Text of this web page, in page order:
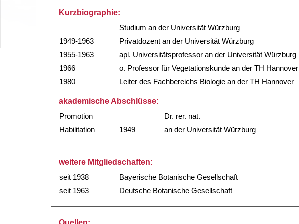
Kurzbiographie:
Studium an der Universität Würzburg
1949-1963
Privatdozent an der Universität Würzburg
1955-1963
apl. Universitätsprofessor an der Universität Würzburg
1966
o. Professor für Vegetationskunde an der TH Hannover
1980
Leiter des Fachbereichs Biologie an der TH Hannover
akademische Abschlüsse:
Promotion
Dr. rer. nat.
Habilitation
1949 an der Universität Würzburg
weitere Mitgliedschaften:
seit 1938
Bayerische Botanische Gesellschaft
seit 1963
Deutsche Botanische Gesellschaft